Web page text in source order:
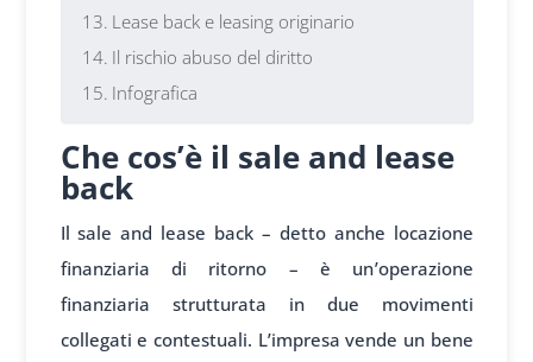
Lease back e leasing originario
Il rischio abuso del diritto
Infografica
Che cos’è il sale and lease
back
Il sale and lease back – detto anche locazione
finanziaria di ritorno – è un’operazione
finanziaria strutturata in due movimenti
collegati e contestuali. L’impresa vende un bene